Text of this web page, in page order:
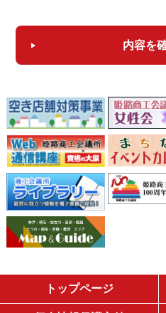
内容を
トップページ